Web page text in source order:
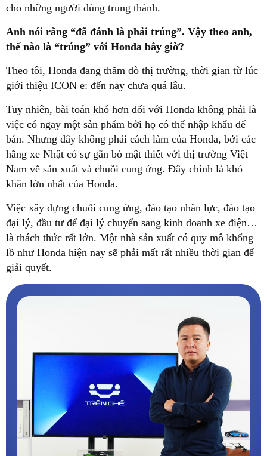
cho những người dùng trung thành.
Anh nói rằng “đã đánh là phải trúng”. Vậy theo anh,
thế nào là “trúng” với Honda bây giờ?
Theo tôi, Honda đang thăm dò thị trường, thời gian từ lúc
giới thiệu ICON e: đến nay chưa quá lâu.
Tuy nhiên, bài toán khó hơn đối với Honda không phải là
việc có ngay một sản phẩm bởi họ có thể nhập khẩu để
bán. Nhưng đây không phải cách làm của Honda, bởi các
hãng xe Nhật có sự gắn bó mật thiết với thị trường Việt
Nam về sản xuất và chuỗi cung ứng. Đây chính là khó
khăn lớn nhất của Honda.
Việc xây dựng chuỗi cung ứng, đào tạo nhân lực, đào tạo
đại lý, đầu tư để đại lý chuyển sang kinh doanh xe điện…
là thách thức rất lớn. Một nhà sản xuất có quy mô khổng
lồ như Honda hiện nay sẽ phải mất rất nhiều thời gian để
giải quyết.